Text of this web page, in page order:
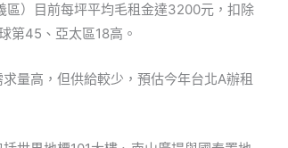
區）目前每坪平均毛租金達3200元，扣除
第45、亞太區18高。
量高，但供給較少，預估今年台北A辦租